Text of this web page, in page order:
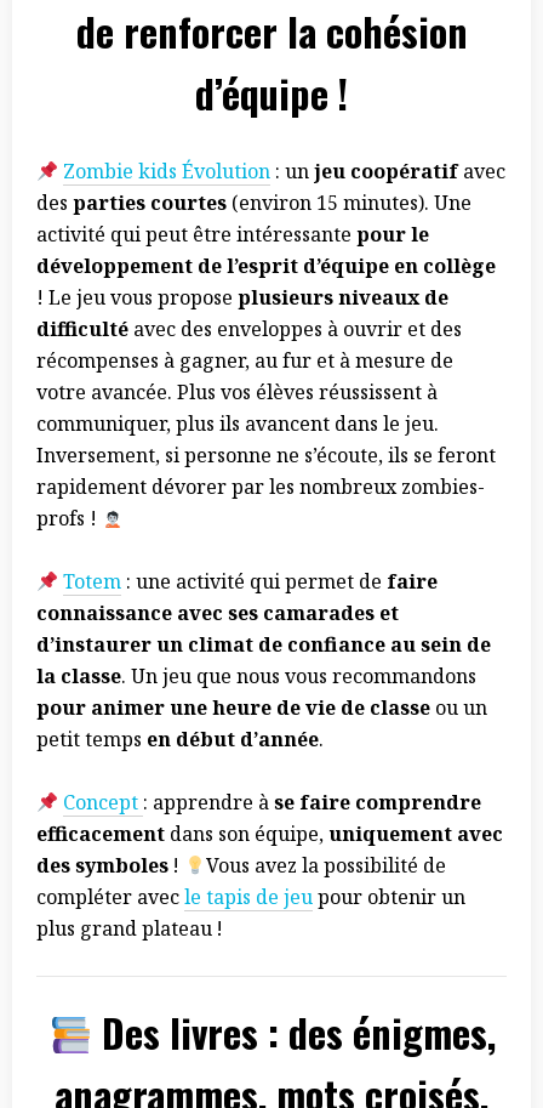
de renforcer la cohésion
d’équipe !
Zombie kids Évolution : unjeu coopératifavec
des parties courtes (environ 15 minutes). Une
activité qui peut être intéressante pour le
développement de l’esprit d’équipe en collège
! Le jeu vous propose plusieurs niveaux de
difficulté avec des enveloppes à ouvrir et des
récompenses à gagner, au fur et à mesure de
votre avancée. Plus vos élèves réussissent à
communiquer, plus ils avancent dans le jeu.
Inversement, si personne ne s’écoute, ils se feront
rapidement dévorer par les nombreux zombies-
profs !
Totem : une activité qui permet de faire
connaissance avec ses camarades et
d’instaurer un climat de confiance au sein de
la classe. Un jeu que nous vous recommandons
pour animer une heure de vie de classe ou un
petit temps en début d’année.
Concept : apprendre àse faire comprendre
efficacement dans son équipe,uniquement avec
des symboles !
Vous avez la possibilité de
compléter avecle tapis de jeupour obtenir un
plus grand plateau !
Des livres : des énigmes,
anagrammes, mots croisés,